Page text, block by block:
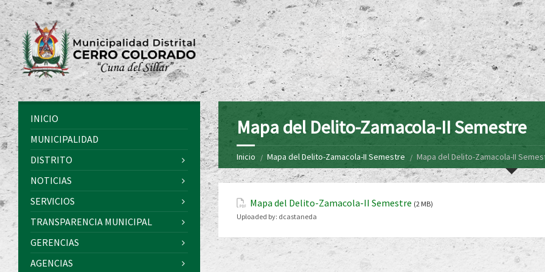
Mapa del Delito-Zamacola-II Semestre
Inicio Mapa del Delito-Zamacola-II Semestre Mapa del Delito-Zamacola-II
Mapa del Delito-Zamacola-II Semestre (2 MB)
Uploaded by: dcastaneda
INICIO
MUNICIPALIDAD
DISTRITO
NOTICIAS
SERVICIOS
TRANSPARENCIA MUNICIPAL
GERENCIAS
AGENCIAS